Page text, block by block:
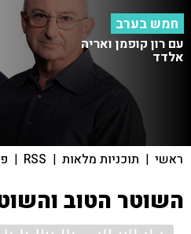
חמש בערב
עם רון קופמן ואריה
אלדד
ראשי | תוכניות מלאות |
RSS
|
השוטר הטוב